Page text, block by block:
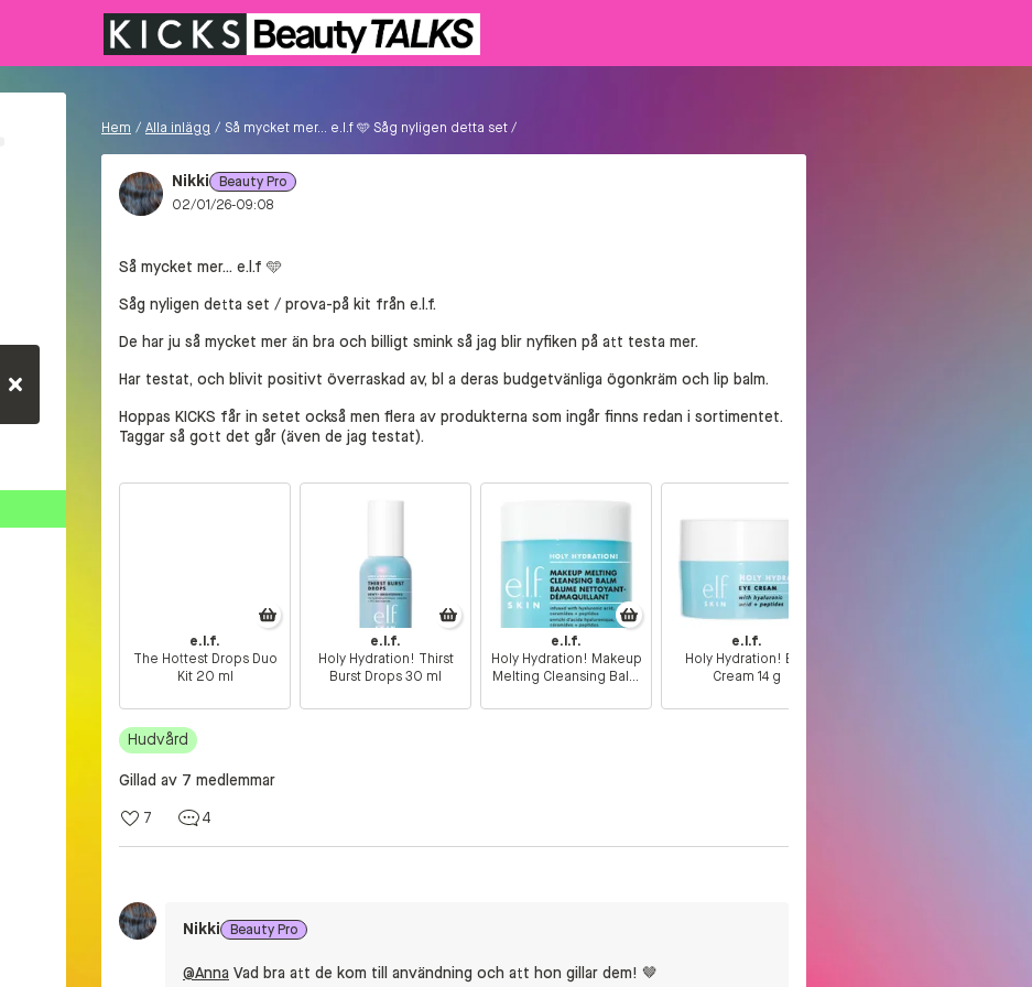
Hem / Alla inlägg / Så mycket mer... e.l.f 🩵 Såg nyligen detta set /
Nikki
Beauty Pro
02/01/26-09:08
Så mycket mer... e.l.f 🩵
Såg nyligen detta set / prova-på kit från e.l.f.
De har ju så mycket mer än bra och billigt smink så jag blir nyfiken på att testa mer.
Har testat, och blivit positivt överraskad av, bl a deras budgetvänliga ögonkräm och lip balm.
Hoppas KICKS får in setet också men flera av produkterna som ingår finns redan i sortimentet.
Taggar så gott det går (även de jag testat).
e.l.f.
The Hottest Drops Duo
Kit 20 ml
e.l.f.
Holy Hydration! Thirst
Burst Drops 30 ml
e.l.f.
Holy Hydration! Makeup
Melting Cleansing Balm
e.l.f.
Holy Hydration! Eye
Cream 14 g
Hudvård
Gillad av 7 medlemmar
7
4
Nikki Beauty Pro
@Anna Vad bra att de kom till användning och att hon gillar dem! 🤎